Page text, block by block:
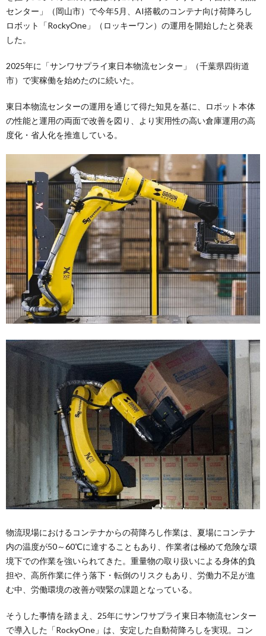
センター」（岡山市）で今年5月、AI搭載のコンテナ向け荷降ろし
ロボット「RockyOne」（ロッキーワン）の運用を開始したと発表
した。
2025年に「サンワサプライ東日本物流センター」（千葉県四街道
市）で実稼働を始めたのに続いた。
東日本物流センターの運用を通じて得た知見を基に、ロボット本体
の性能と運用の両面で改善を図り、より実用性の高い倉庫運用の高
度化・省人化を推進している。
物流現場におけるコンテナからの荷降ろし作業は、夏場にコンテナ
内の温度が50～60℃に達することもあり、作業者は極めて危険な環
境下での作業を強いられてきた。重量物の取り扱いによる身体的負
担や、高所作業に伴う落下・転倒のリスクもあり、労働力不足が進
む中、労働環境の改善が喫緊の課題となっている。
そうした事情を踏まえ、25年にサンワサプライ東日本物流センター
で導入した「RockyOne」は、安定した自動荷降ろしを実現。コン